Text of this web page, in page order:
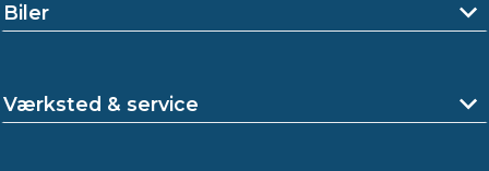
Biler
Værksted & service